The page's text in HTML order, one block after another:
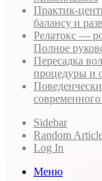
Практик-
балансу и
Релатокс —
Полное
Пересадка
процедуры и
Sidebar
Random
Log In
Меню